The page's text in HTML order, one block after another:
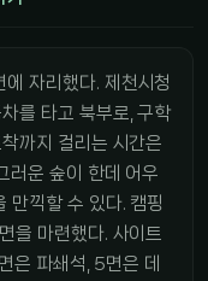
자리했다. 제천시청
를 타고 북부로, 구학
까지 걸리는 시간은
러운 숲이 한데 어우
만끽할 수 있다. 캠핑
을 마련했다. 사이트
은 파쇄석, 5면은 데